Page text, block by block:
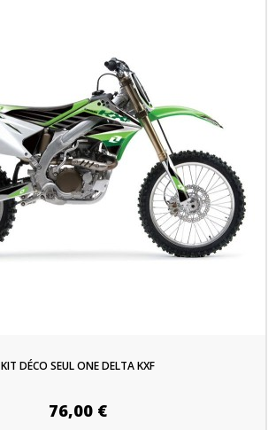
KIT DÉCO SEUL ONE DELTA KXF
76,00 €